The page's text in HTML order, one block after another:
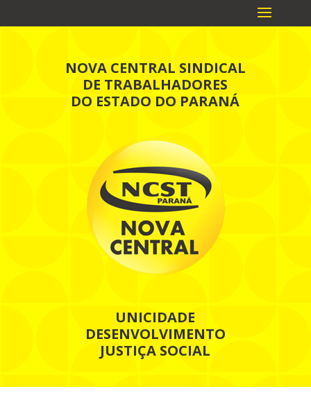
NOVA CENTRAL SINDICAL
DE TRABALHADORES
DO ESTADO DO PARANÁ
UNICIDADE
DESENVOLVIMENTO
JUSTIÇA SOCIAL